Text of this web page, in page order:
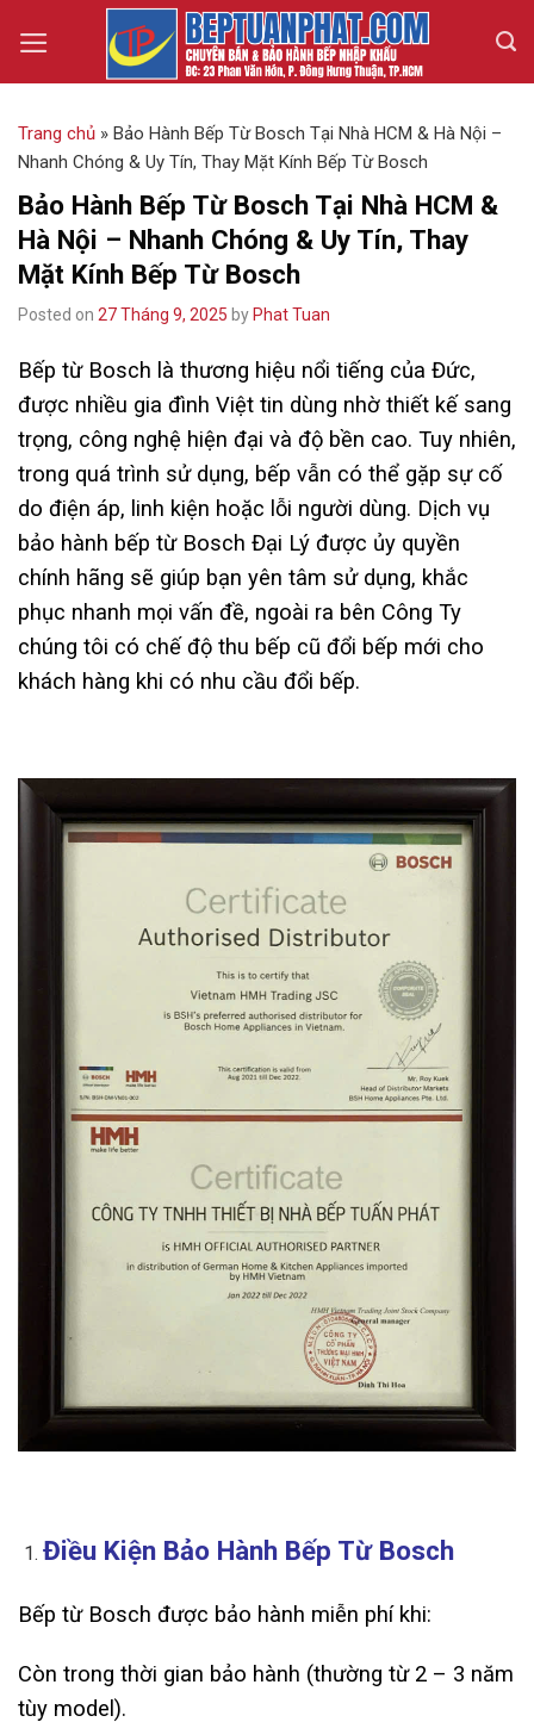
Trang chủ » Bảo Hành Bếp Từ Bosch Tại Nhà HCM & Hà Nội –
Nhanh Chóng & Uy Tín, Thay Mặt Kính Bếp Từ Bosch
Bảo Hành Bếp Từ Bosch Tại Nhà HCM &
Hà Nội – Nhanh Chóng & Uy Tín, Thay
Mặt Kính Bếp Từ Bosch
Posted on 27 Tháng 9, 2025 by Phat Tuan
Bếp từ Bosch là thương hiệu nổi tiếng của Đức,
được nhiều gia đình Việt tin dùng nhờ thiết kế sang
trọng, công nghệ hiện đại và độ bền cao. Tuy nhiên,
trong quá trình sử dụng, bếp vẫn có thể gặp sự cố
do điện áp, linh kiện hoặc lỗi người dùng. Dịch vụ
bảo hành bếp từ Bosch Đại Lý được ủy quyền
chính hãng sẽ giúp bạn yên tâm sử dụng, khắc
phục nhanh mọi vấn đề, ngoài ra bên Công Ty
chúng tôi có chế độ thu bếp cũ đổi bếp mới cho
khách hàng khi có nhu cầu đổi bếp.
Điều Kiện Bảo Hành Bếp Từ Bosch
Bếp từ Bosch được bảo hành miễn phí khi:
Còn trong thời gian bảo hành (thường từ 2 – 3 năm
tùy model).